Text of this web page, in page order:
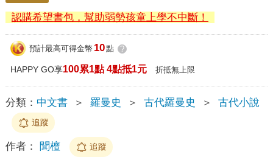
認購希望書包，幫助弱勢孩童上學不中斷！
預計最高可得金幣 10點 ?
HAPPY GO享100累1點 4點抵1元 折抵無上限
分類： 中文書 ＞ 羅曼史 ＞ 古代羅曼史 ＞ 古代小說
追蹤
作者： 聞檀 追蹤